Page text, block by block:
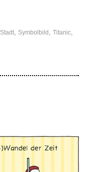
Stadt Symbolbild Titanic